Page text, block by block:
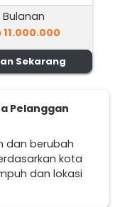
Bulanan
11.000.000
Sekarang
Pelanggan
dan berubah
kota
dan lokasi